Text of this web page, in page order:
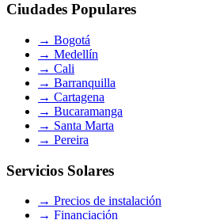
Ciudades Populares
→ Bogotá
→ Medellín
→ Cali
→ Barranquilla
→ Cartagena
→ Bucaramanga
→ Santa Marta
→ Pereira
Servicios Solares
→ Precios de instalación
→ Financiación